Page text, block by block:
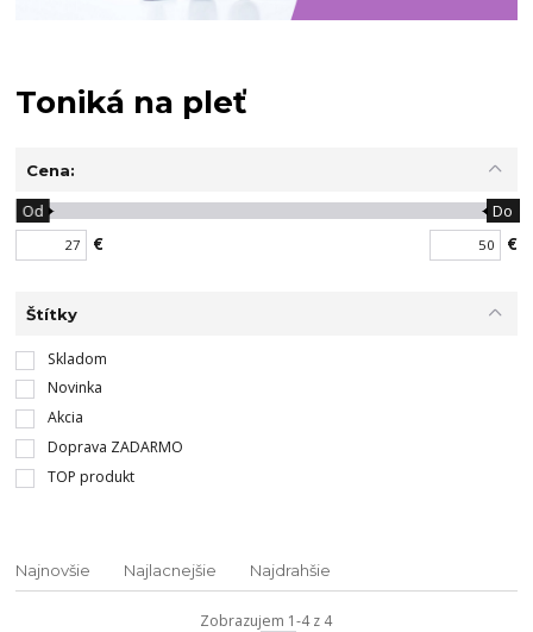
Toniká na pleť
Cena:
€
Od Do
€
Štítky
Skladom
Novinka
Akcia
Doprava ZADARMO
TOP produkt
Najnovšie Najlacnejšie Najdrahšie
Zobrazujem 1-4 z 4